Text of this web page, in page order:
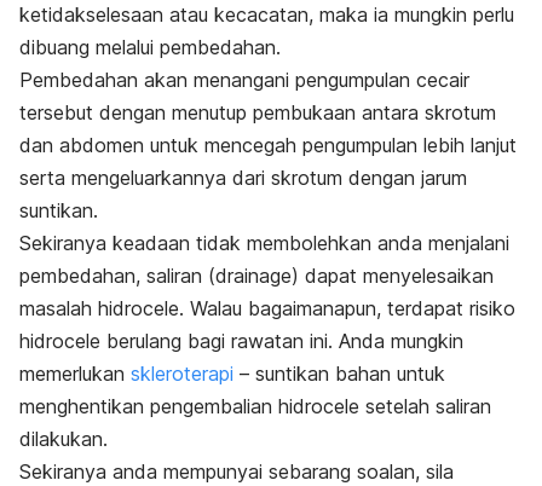
ketidakselesaan atau kecacatan, maka ia mungkin perlu
dibuang melalui pembedahan.
Pembedahan akan menangani pengumpulan cecair
tersebut dengan menutup pembukaan antara skrotum
dan abdomen untuk mencegah pengumpulan lebih lanjut
serta mengeluarkannya dari skrotum dengan jarum
suntikan.
Sekiranya keadaan tidak membolehkan anda menjalani
pembedahan, saliran (drainage) dapat menyelesaikan
masalah hidrocele. Walau bagaimanapun, terdapat risiko
hidrocele berulang bagi rawatan ini. Anda mungkin
memerlukan skleroterapi – suntikan bahan untuk
menghentikan pengembalian hidrocele setelah saliran
dilakukan.
Sekiranya anda mempunyai sebarang soalan, sila